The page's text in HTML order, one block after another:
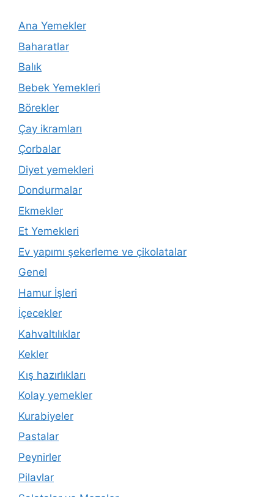
Ana Yemekler
Baharatlar
Balık
Bebek Yemekleri
Börekler
Çay ikramları
Çorbalar
Diyet yemekleri
Dondurmalar
Ekmekler
Et Yemekleri
Ev yapımı şekerleme ve çikolatalar
Genel
Hamur İşleri
İçecekler
Kahvaltılıklar
Kekler
Kış hazırlıkları
Kolay yemekler
Kurabiyeler
Pastalar
Peynirler
Pilavlar